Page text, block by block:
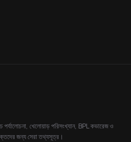
পর্যালোচনা, খেলোয়াড় পরিসংখ্যান, BPL কভারেজ ও
জন্য সেরা তথ্যসূত্র।